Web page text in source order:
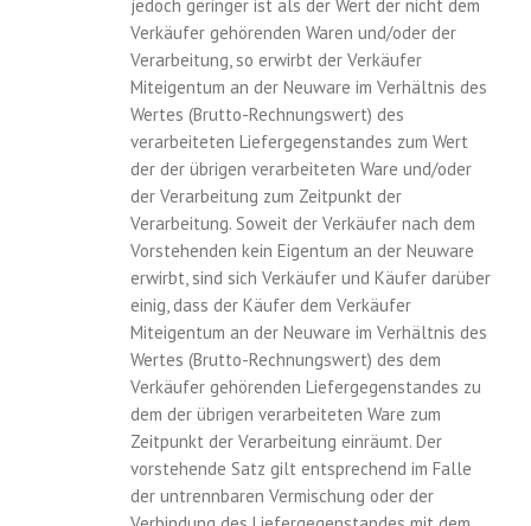
jedoch geringer ist als der Wert der nicht dem
Verkäufer gehörenden Waren und/oder der
Verarbeitung, so erwirbt der Verkäufer
Miteigentum an der Neuware im Verhältnis des
Wertes (Brutto-Rechnungswert) des
verarbeiteten Liefergegenstandes zum Wert
der der übrigen verarbeiteten Ware und/oder
der Verarbeitung zum Zeitpunkt der
Verarbeitung. Soweit der Verkäufer nach dem
Vorstehenden kein Eigentum an der Neuware
erwirbt, sind sich Verkäufer und Käufer darüber
einig, dass der Käufer dem Verkäufer
Miteigentum an der Neuware im Verhältnis des
Wertes (Brutto-Rechnungswert) des dem
Verkäufer gehörenden Liefergegenstandes zu
dem der übrigen verarbeiteten Ware zum
Zeitpunkt der Verarbeitung einräumt. Der
vorstehende Satz gilt entsprechend im Falle
der untrennbaren Vermischung oder der